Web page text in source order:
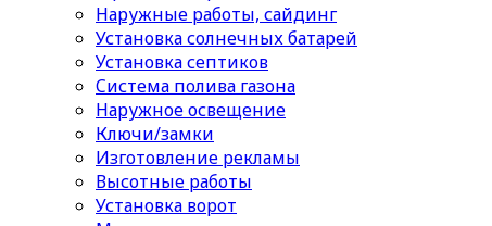
Наружные работы, сайдинг
Установка солнечных батарей
Установка септиков
Cистема полива газона
Наружное освещение
Ключи/замки
Изготовление рекламы
Высотные работы
Установка ворот